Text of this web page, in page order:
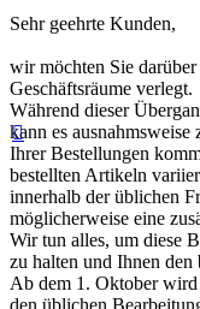
Sehr geehrte Kunden,
wir möchten Sie
Geschäftsräume verlegt.
Während dieser
kann es
Ihrer Bestellungen
bestellten Artikeln
innerhalb der üblichen
möglicherweise eine
Wir tun alles, um diese
zu halten und Ihnen den
Ab dem 1. Oktober
den üblichen
